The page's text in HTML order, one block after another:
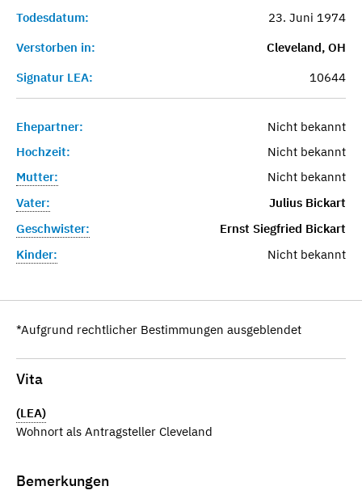
Todesdatum:
23. Juni 1974
Verstorben in:
Cleveland, OH
Signatur LEA:
10644
Ehepartner:
Nicht bekannt
Hochzeit:
Nicht bekannt
Mutter:
Nicht bekannt
Vater:
Julius Bickart
Geschwister:
Ernst Siegfried Bickart
Kinder:
Nicht bekannt
*Aufgrund rechtlicher Bestimmungen ausgeblendet
Vita
(LEA)
Wohnort als Antragsteller Cleveland
Bemerkungen